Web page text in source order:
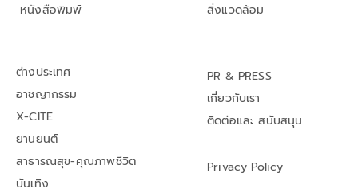
หนังสือพิมพ์
สิ่งแวดล้อม
ต่างประเทศ
อาชญากรรม
X-CITE
ยานยนต์
สาธารณสุข-คุณภาพชีวิต
บันเทิง
PR & PRESS
เกี่ยวกับเรา
ติดต่อและ สนับสนุน
Privacy Policy